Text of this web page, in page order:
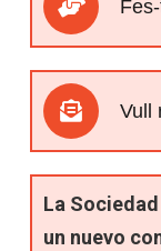
Vull
La
un nuevo